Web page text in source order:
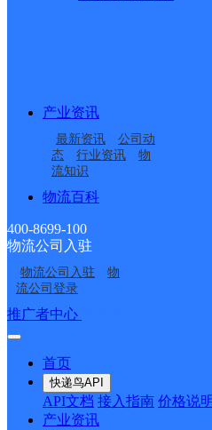
产业资讯
最新资讯
公司动
态
行业资讯
物
流知识
物流百科
400-8699-100
物流公司入驻
物流公司入驻
物
流公司登录
推广者中心
首页
快递鸟API
API文档 接入指南 价格说明
产业资讯
部
辽宁本溪公司永丰寄存
点
辽宁本溪公司明山东芬
分部
辽宁本溪公司溪湖彩屯
彩北分部
辽宁本溪公司溪湖分部
辽宁本溪公司太子城分
部
辽宁本溪公司南芬分部
接口API
API接口 DEMO下载
关于我们